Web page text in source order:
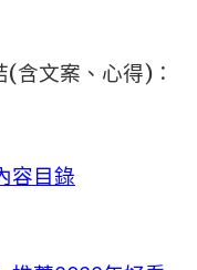
含文案、心得)：
容目錄